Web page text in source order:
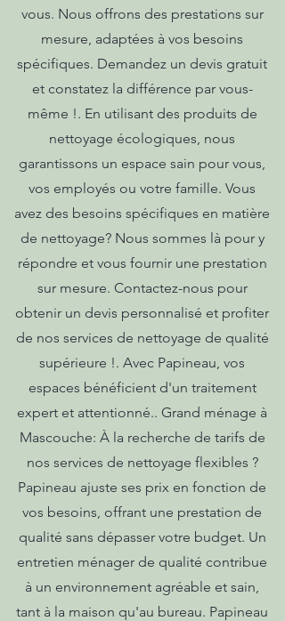
vous. Nous offrons des prestations sur
mesure, adaptées à vos besoins
spécifiques. Demandez un devis gratuit
et constatez la différence par vous-
même !. En utilisant des produits de
nettoyage écologiques, nous
garantissons un espace sain pour vous,
vos employés ou votre famille. Vous
avez des besoins spécifiques en matière
de nettoyage? Nous sommes là pour y
répondre et vous fournir une prestation
sur mesure. Contactez-nous pour
obtenir un devis personnalisé et profiter
de nos services de nettoyage de qualité
supérieure !. Avec Papineau, vos
espaces bénéficient d'un traitement
expert et attentionné.. Grand ménage à
Mascouche: À la recherche de tarifs de
nos services de nettoyage flexibles ?
Papineau ajuste ses prix en fonction de
vos besoins, offrant une prestation de
qualité sans dépasser votre budget. Un
entretien ménager de qualité contribue
à un environnement agréable et sain,
tant à la maison qu'au bureau. Papineau